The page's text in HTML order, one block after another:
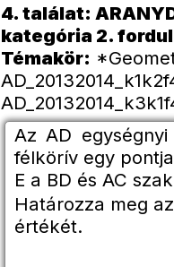
4. találat:
kategória 2.
Témakör:
Az AD
félkörív egy
E a BD és AC
Határozza meg
értékét.